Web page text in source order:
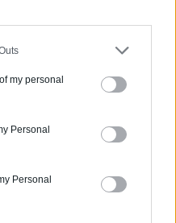
my personal
Personal
Personal
bénévoleou par
de vos projets
dans le cas
il
entre une
votre copropriété,
ou au conseil